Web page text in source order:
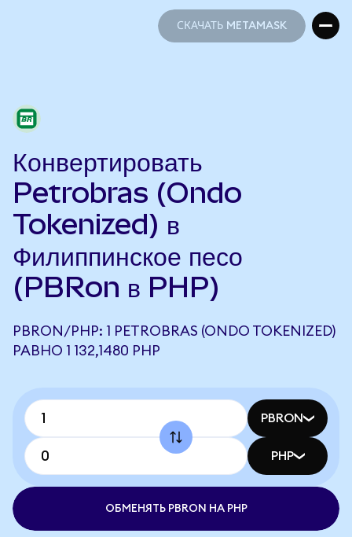
СКАЧАТЬ METAMASK
Конвертировать
Petrobras (Ondo
Tokenized) в
Филиппинское песо
(PBRon в PHP)
PBRON/PHP: 1 PETROBRAS (ONDO TOKENIZED)
РАВНО 1 132,1480 PHP
PBRON
PHP
ОБМЕНЯТЬ PBRON НА PHP